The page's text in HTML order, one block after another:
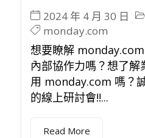
2024 年 4 月 30 日
monday.com
想要瞭解
內部協作力嗎？想了
用 monday.com 嗎？
的線上研討會!!...
Read More